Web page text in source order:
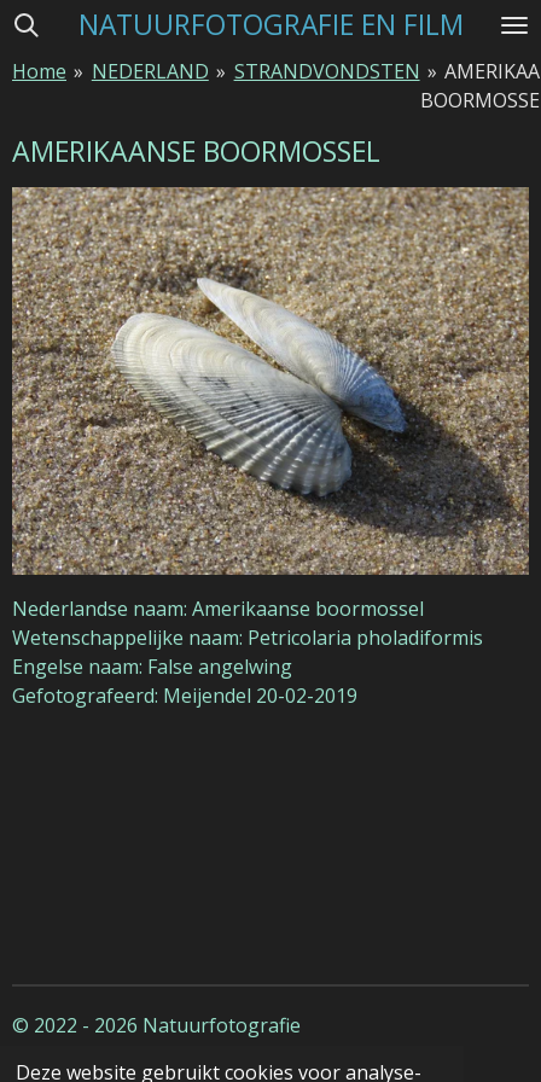
Deze website gebruikt cookies voor analyse-
Ga
naar
hoofdinhoud
NATUURFOTOGRAFIE EN FILM
Home » NEDERLAND » STRANDVONDSTEN »
AMERIKAANSE BOORMOSSEL
Nederlandse naam: Amerikaanse boormossel
Wetenschappelijke naam: Petricolaria pholadiformis
Engelse naam: False angelwing
Gefotografeerd: Meijendel 20-02-2019
© 2022 - 2026 Natuurfotografie